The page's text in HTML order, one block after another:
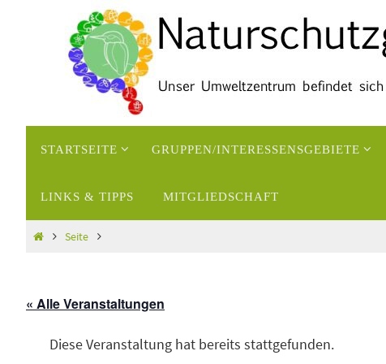
InhaltSTARTSEITE GRUPPEN/INTERESSENSGEBIETE
LINKS & TIPPS MITGLIEDSCHAFT
StartSeite
« Alle Veranstaltungen
Diese Veranstaltung hat bereits stattgefunden.